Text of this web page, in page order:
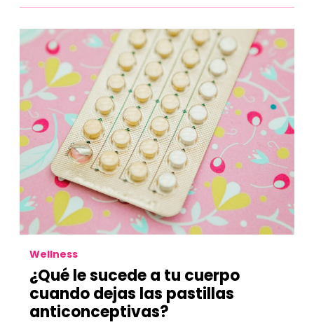
Wellness
¿Qué le sucede a tu cuerpo
cuando dejas las pastillas
anticonceptivas?